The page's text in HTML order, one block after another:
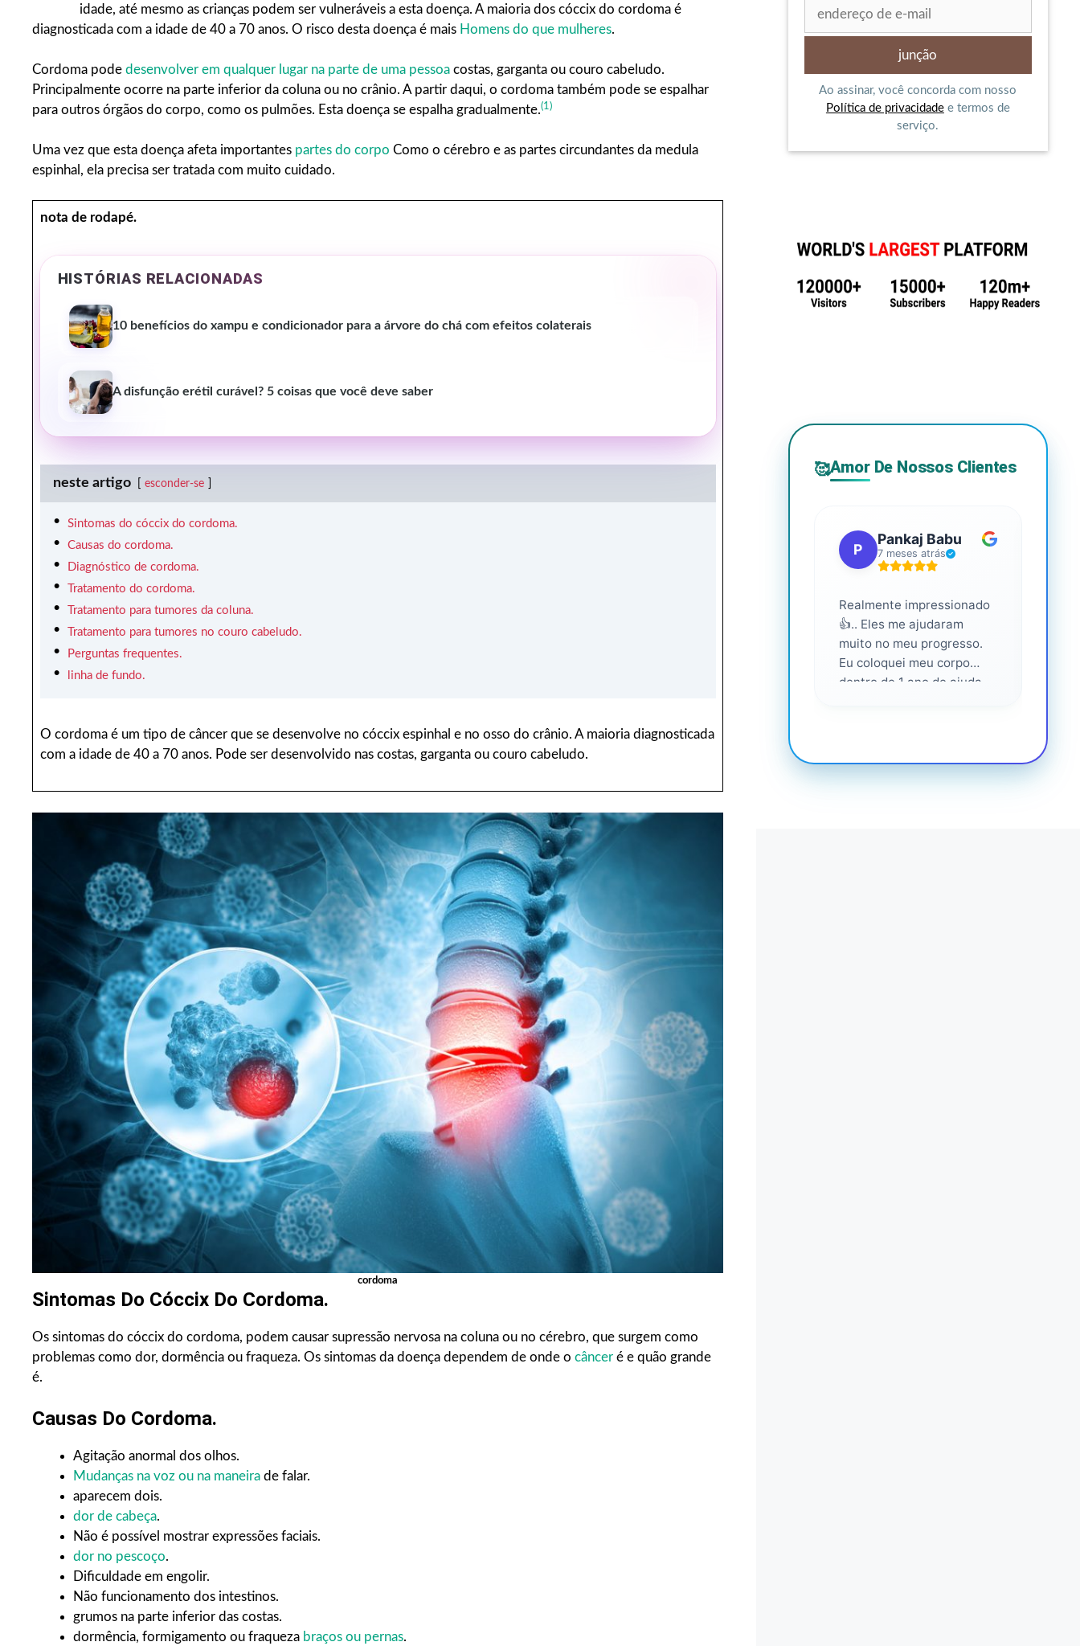
idade, até mesmo as crianças podem ser vulneráveis a esta doença. A maioria dos cóccix do cordoma é
diagnosticada com a idade de 40 a 70 anos. O risco desta doença é mais Homens do que mulheres.
Cordoma pode desenvolver em qualquer lugar na parte de uma pessoa costas, garganta ou couro cabeludo.
Principalmente ocorre na parte inferior da coluna ou no crânio. A partir daqui, o cordoma também pode se espalhar
para outros órgãos do corpo, como os pulmões. Esta doença se espalha gradualmente.(1)
Uma vez que esta doença afeta importantes partes do corpo Como o cérebro e as partes circundantes da medula
espinhal, ela precisa ser tratada com muito cuidado.
nota de rodapé.
HISTÓRIAS RELACIONADAS
10 benefícios do xampu e condicionador para a árvore do chá com efeitos colaterais
A disfunção erétil curável? 5 coisas que você deve saber
neste artigo esconder-se
Sintomas do cóccix do cordoma.
Causas do cordoma.
Diagnóstico de cordoma.
Tratamento do cordoma.
Tratamento para tumores da coluna.
Tratamento para tumores no couro cabeludo.
Perguntas frequentes.
linha de fundo.
O cordoma é um tipo de câncer que se desenvolve no cóccix espinhal e no osso do crânio. A maioria diagnosticada
com a idade de 40 a 70 anos. Pode ser desenvolvido nas costas, garganta ou couro cabeludo.
cordoma
Sintomas Do Cóccix Do Cordoma.
Os sintomas do cóccix do cordoma, podem causar supressão nervosa na coluna ou no cérebro, que surgem como
problemas como dor, dormência ou fraqueza. Os sintomas da doença dependem de onde o câncer é e quão grande
é.
Causas Do Cordoma.
Agitação anormal dos olhos.
Mudanças na voz ou na maneira de falar.
aparecem dois.
dor de cabeça.
Não é possível mostrar expressões faciais.
dor no pescoço.
Dificuldade em engolir.
Não funcionamento dos intestinos.
grumos na parte inferior das costas.
dormência, formigamento ou fraqueza braços ou pernas.
Ao assinar, você concorda com nosso
Política de privacidadee termos de
serviço.
🥰Amor De Nossos Clientes
P
Pankaj Babu
7 meses atrás
Realmente impressionado
👍.. Eles me ajudaram
muito no meu progresso.
Eu coloquei meu corpo
dentro de 1 ano de ajuda